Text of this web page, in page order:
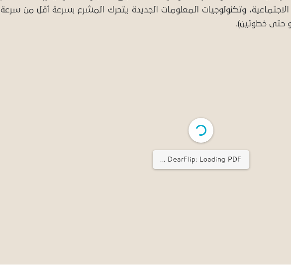
الاجتماعية، وتكنولوجيات المعلومات الجديدة يتحرك المشرع بسرعة أقل من سرعة
حتى خطوتين).
DearFlip: Loading PDF ...